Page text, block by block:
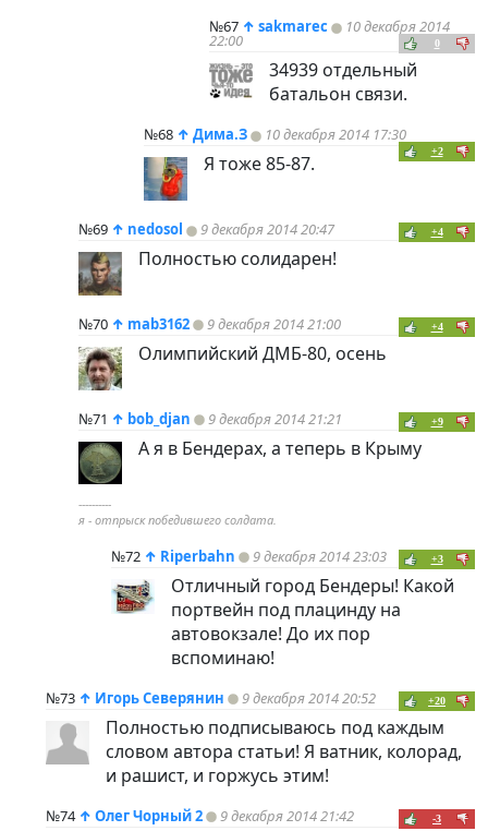
№67 ↑ sakmarec 10 декабря 2014
22:00 0
34939 отдельный
батальон связи.
№68 ↑ Дима.З 10 декабря 2014 17:30
+2
Я тоже 85-87.
№69 ↑ nedosol 9 декабря 2014 20:47 +4
Полностью солидарен!
№70 ↑ mab3162 9 декабря 2014 21:00 +4
Олимпийский ДМБ-80, осень
№71 ↑ bob_djan 9 декабря 2014 21:21 +9
А я в Бендерах, а теперь в Крыму
----------
я - отпрыск победившего солдата.
№72 ↑ Riperbahn 9 декабря 2014 23:03 +3
Отличный город Бендеры! Какой
портвейн под плацинду на
автовокзале! До их пор
вспоминаю!
№73 ↑ Игорь Северянин 9 декабря 2014 20:52 +20
Полностью подписываюсь под каждым
словом автора статьи! Я ватник, колорад,
и рашист, и горжусь этим!
№74 ↑ Олег Чорный 2 9 декабря 2014 21:42 -3